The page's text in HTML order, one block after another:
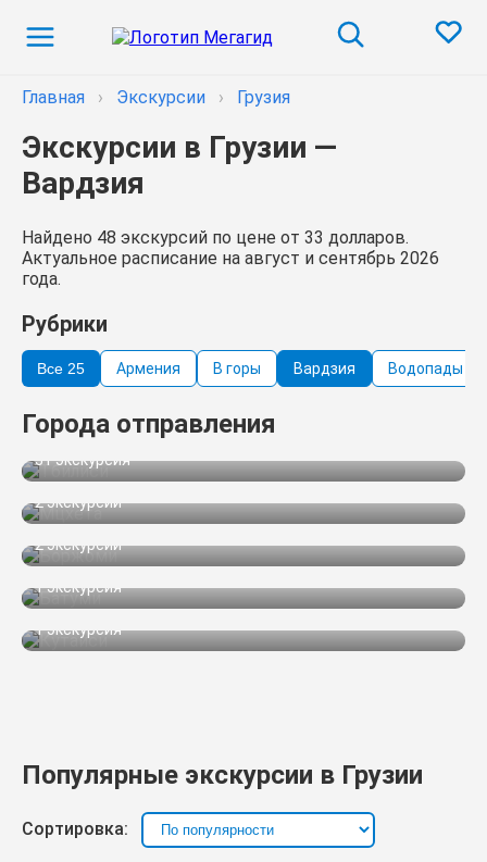
Главная › Экскурсии › Грузия
Экскурсии в Грузии —
Вардзия
Найдено 48 экскурсий по цене от 33 долларов.
Актуальное расписание на август и сентябрь 2026
года.
Рубрики
Все 25 Армения В горы Вардзия Водопады
Города отправления
Тбилиси
31 экскурсия
Мцхета
2 экскурсии
Боржоми
2 экскурсии
Батуми
1 экскурсия
Кутаиси
1 экскурсия
Популярные экскурсии в Грузии
Сортировка: